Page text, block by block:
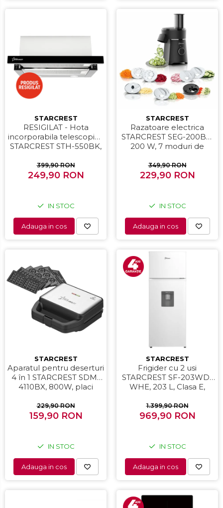
STARCREST
RESIGILAT - Hota
incorporabila telescopica
STARCREST STH-550BK,
m3/h, 1 Motor, 2 Trepte
putere, 60 cm, Negru
399,90 RON
249,90 RON
IN STOC
Adauga in cos
STARCREST
Razatoare electrica
STARCREST SEG-200BK,
200 W, 7 moduri de
349,90 RON
229,90 RON
IN STOC
Adauga in cos
STARCREST
Aparatul pentru deserturi
4 în 1 STARCREST SDM-
4110BX, 800W, placi
ceramic pentru vafe,
nuci, gogosi si smile
229,90 RON
159,90 RON
IN STOC
Adauga in cos
STARCREST
Frigider cu 2 usi
STARCREST SF-203WD-
WHE, 203 L, Clasa E,
LED, Termostat Ajustabil,
Usi reversibile, H 145 cm,
1.399,90 RON
969,90 RON
IN STOC
Adauga in cos